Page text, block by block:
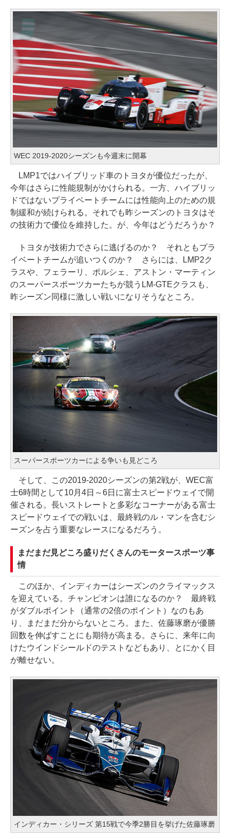
WEC 2019-2020シーズンも今週末に開幕
LMP1ではハイブリッド車のトヨタが優位だったが、
今年はさらに性能規制がかけられる。一方、ハイブリッ
ドではないプライベートチームには性能向上のための規
制緩和が続けられる。それでも昨シーズンのトヨタはそ
の技術力で優位を維持した。が、今年はどうだろうか？
トヨタが技術力でさらに逃げるのか？ それともプラ
イベートチームが追いつくのか？ さらには、LMP2ク
ラスや、フェラーリ、ポルシェ、アストン・マーティン
のスーパースポーツカーたちが競うLM-GTEクラスも、
昨シーズン同様に激しい戦いになりそうなところ。
スーパースポーツカーによる争いも見どころ
そして、この2019-2020シーズンの第2戦が、WEC富
士6時間として10月4日～6日に富士スピードウェイで開
催される。長いストレートと多彩なコーナーがある富士
スピードウェイでの戦いは、最終戦のル・マンを含むシ
ーズンを占う重要なレースになるだろう。
まだまだ見どころ盛りだくさんのモータースポーツ事
情
このほか、インディカーはシーズンのクライマックス
を迎えている。チャンピオンは誰になるのか？ 最終戦
がダブルポイント（通常の2倍のポイント）なのもあ
り、まだまだ分からないところ。また、佐藤琢磨が優勝
回数を伸ばすことにも期待が高まる。さらに、来年に向
けたウインドシールドのテストなどもあり、とにかく目
が離せない。
インディカー・シリーズ 第15戦で今季2勝目を挙げた佐藤琢磨